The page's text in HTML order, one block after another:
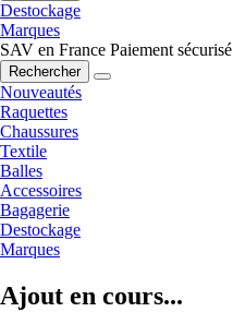
Destockage
Marques
SAV en France Paiement sécurisé
Rechercher
Nouveautés
Raquettes
Chaussures
Textile
Balles
Accessoires
Bagagerie
Destockage
Marques
Ajout en cours...